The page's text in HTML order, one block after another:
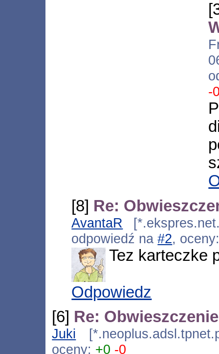
-
[8] Re:
AvantaR
odpowiedź na#2,
Tez karteczke
Odpowiedz
[6] Re:
Juki
oceny: +0 -0